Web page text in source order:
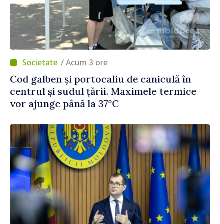
/ Acum 3 ore
Cod galben și portocaliu de caniculă în
centrul și sudul țării. Maximele termice
vor ajunge până la 37°C